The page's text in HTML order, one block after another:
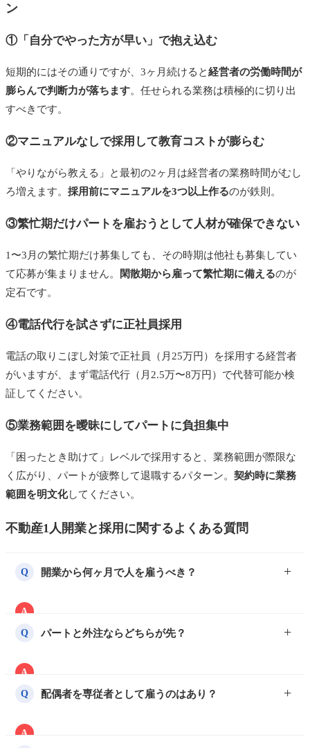
ン
①「自分でやった方が早い」で抱え込む
短期的にはその通りですが、3ヶ月続けると経営者の労働時間が
膨らんで判断力が落ちます。任せられる業務は積極的に切り出
すべきです。
②マニュアルなしで採用して教育コストが膨らむ
「やりながら教える」と最初の2ヶ月は経営者の業務時間がむし
ろ増えます。 採用前にマニュアルを3つ以上作るのが鉄則。
③繁忙期だけパートを雇おうとして人材が確保できない
1〜3月の繁忙期だけ募集しても、その時期は他社も募集してい
て応募が集まりません。
閑散期から雇って繁忙期に備えるのが
定石です。
④電話代行を試さずに正社員採用
電話の取りこぼし対策で正社員（月25万円）を採用する経営者
がいますが、まず電話代行（月2.5万〜8万円）で代替可能か検
証してください。
⑤業務範囲を曖昧にしてパートに負担集中
「困ったとき助けて」レベルで採用すると、業務範囲が際限な
く広がり、パートが疲弊して退職するパターン。 契約時に業務
範囲を明文化してください。
不動産1人開業と採用に関するよくある質問
Q 開業から何ヶ月で人を雇うべき？
A
介で月3件を3ヶ月連続で達成してから採用検討が現実
Q パートと外注ならどちらが先？
A
スポット業務を外注して、それでも回らないときにパ
Q 配偶者を専従者として雇うのはあり？
A